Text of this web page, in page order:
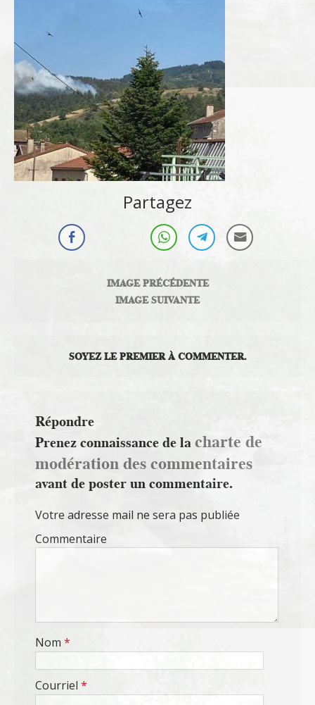
Partagez
IMAGE PRÉCÉDENTE
IMAGE SUIVANTE
SOYEZ LE PREMIER À COMMENTER.
Répondre
Prenez connaissance de lacharte de
modération des commentaires
avant de poster un commentaire.
Votre adresse mail ne sera pas publiée
Commentaire
Nom *
Courriel *